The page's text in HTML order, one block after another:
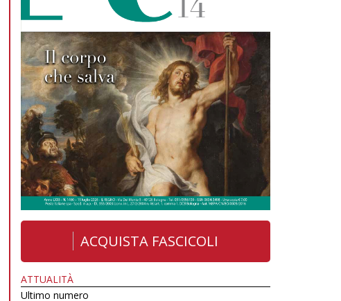
ACQUISTA FASCICOLI
ATTUALITÀ
Ultimo numero